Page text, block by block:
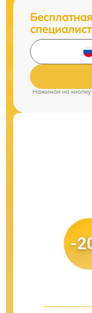
Нажимая на
-